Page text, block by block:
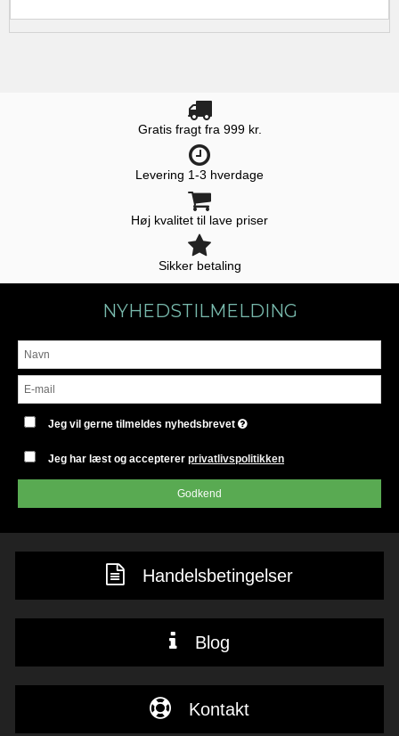
Gratis fragt fra 999 kr.
Levering 1-3 hverdage
Høj kvalitet til lave priser
Sikker betaling
NYHEDSTILMELDING
Jeg vil gerne tilmeldes nyhedsbrevet
Jeg har læst og acceptererprivatlivspolitikken
Godkend
Handelsbetingelser
Blog
Kontakt